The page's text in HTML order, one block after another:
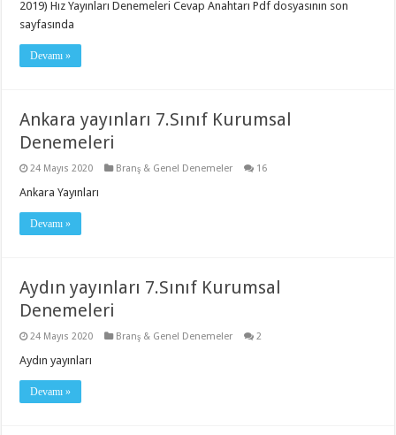
2019) Hız Yayınları Denemeleri Cevap Anahtarı Pdf dosyasının son
sayfasında
Devamı »
Ankara yayınları 7.Sınıf Kurumsal
Denemeleri
24 Mayıs 2020 Branş & Genel Denemeler 16
Ankara Yayınları
Devamı »
Aydın yayınları 7.Sınıf Kurumsal
Denemeleri
24 Mayıs 2020 Branş & Genel Denemeler 2
Aydın yayınları
Devamı »